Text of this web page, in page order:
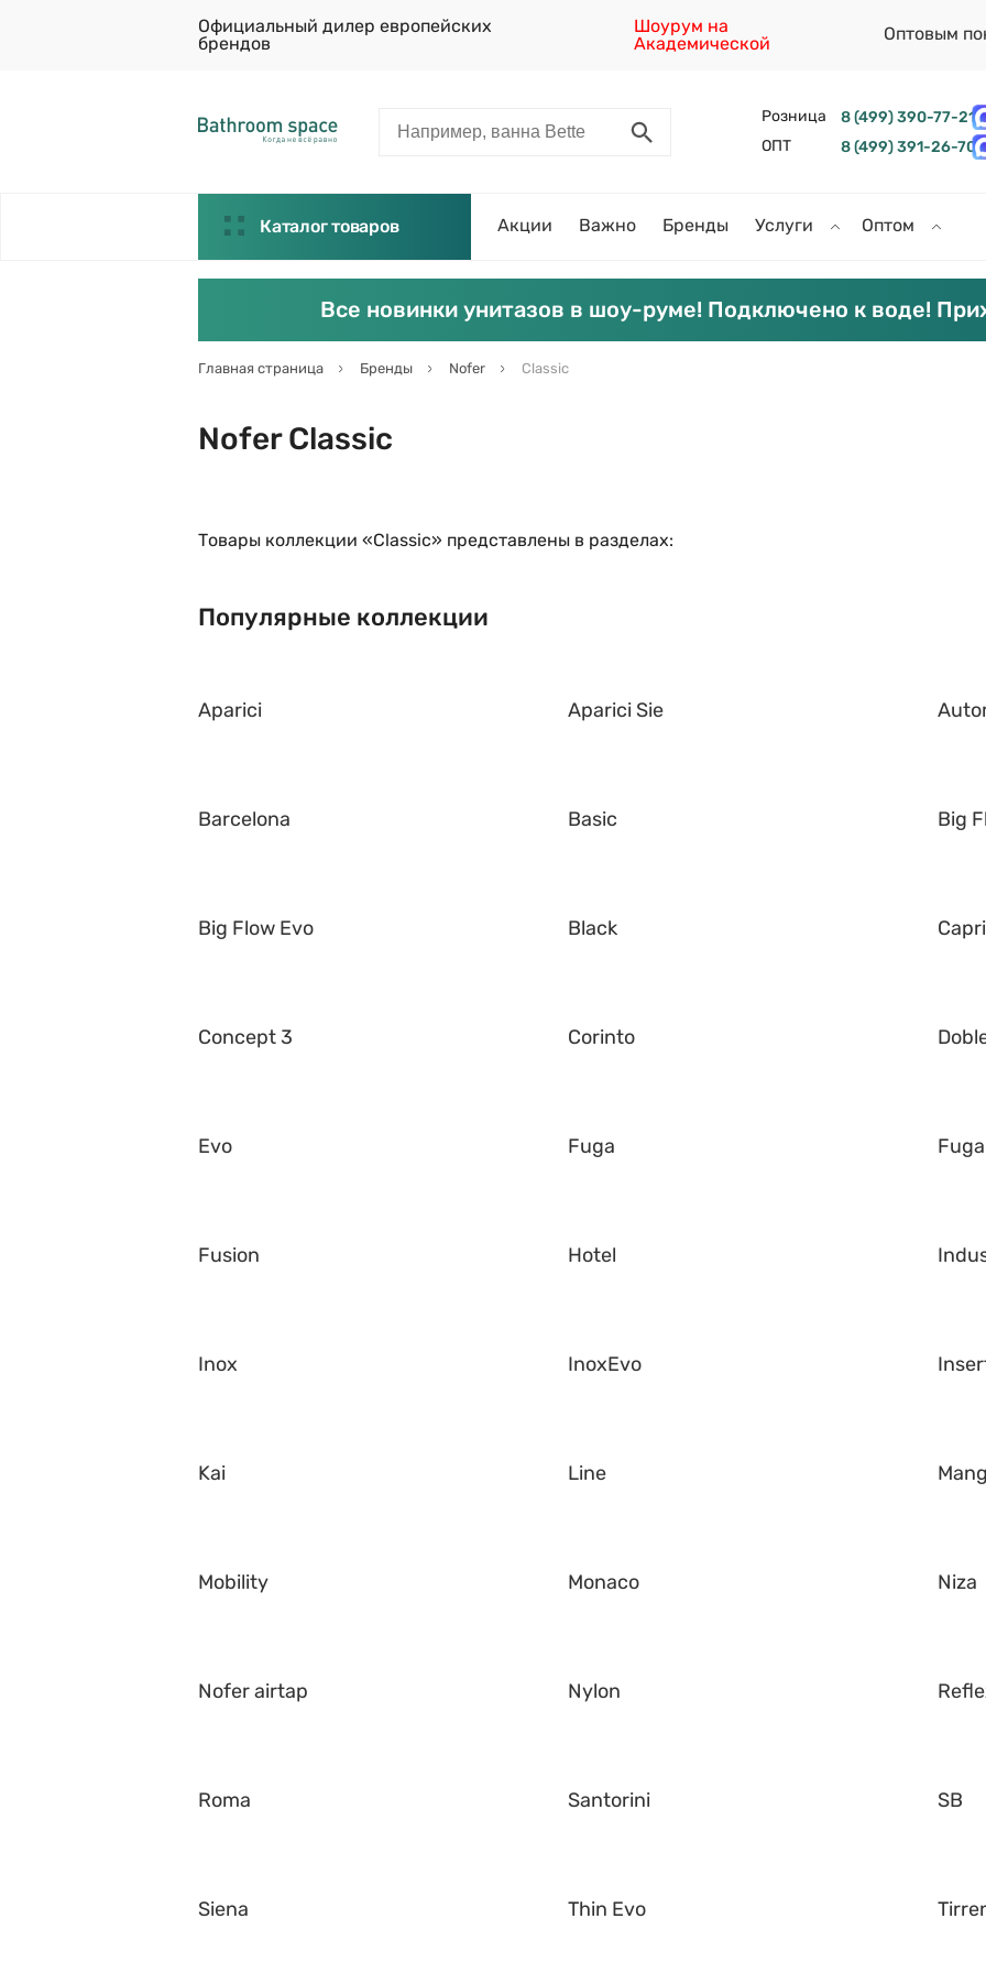
Официальный дилер европейских
брендов
Шоурум на
Академической
Оптовым
Розница 8 (499) 390-77-21
ОПТ
8 (499) 391-26-70
Каталог товаров Акции Важно Бренды Услуги Оптом
Все новинки унитазов в шоу-руме! Подключено к воде!
Главная страница Бренды Nofer Classic
Nofer Classic
Товары коллекции «Classic» представлены в разделах:
Популярные коллекции
Aparici Aparici Sie
Barcelona Basic Big
Big Flow Evo Black Capri
Concept 3 Corinto
Evo Fuga
Fusion Hotel
Inox InoxEvo
Kai Line
Mobility Monaco Niza
Nofer airtap Nylon
Roma Santorini SB
Siena Thin Evo